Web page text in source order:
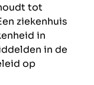
tot
ziekenhuis
in
in de
op